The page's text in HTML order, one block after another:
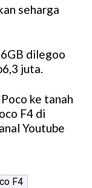
seharga
dilegoo
juta.
ke tanah
F4 di
Youtube
F4